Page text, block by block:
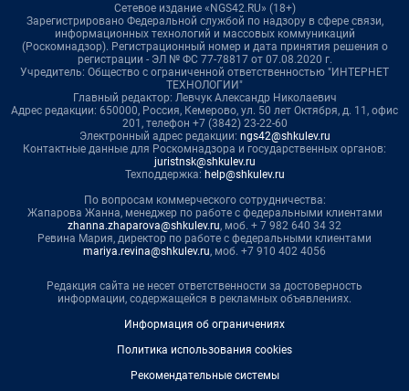
Сетевое издание «NGS42.RU» (18+)
Зарегистрировано Федеральной службой по надзору в сфере связи,
информационных технологий и массовых коммуникаций
(Роскомнадзор). Регистрационный номер и дата принятия решения о
регистрации - ЭЛ № ФС 77-78817 от 07.08.2020 г.
Учредитель: Общество с ограниченной ответственностью "ИНТЕРНЕТ
ТЕХНОЛОГИИ"
Главный редактор: Левчук Александр Николаевич
Адрес редакции: 650000, Россия, Кемерово, ул. 50 лет Октября, д. 11, офис
201, телефон +7 (3842) 23-22-60
Электронный адрес редакции: ngs42@shkulev.ru
Контактные данные для Роскомнадзора и государственных органов:
juristnsk@shkulev.ru
Техподдержка: help@shkulev.ru
По вопросам коммерческого сотрудничества:
Жапарова Жанна, менеджер по работе с федеральными клиентами
zhanna.zhaparova@shkulev.ru, моб. + 7 982 640 34 32
Ревина Мария, директор по работе с федеральными клиентами
mariya.revina@shkulev.ru, моб. +7 910 402 4056
Редакция сайта не несет ответственности за достоверность
информации, содержащейся в рекламных объявлениях.
Информация об ограничениях
Политика использования cookies
Рекомендательные системы